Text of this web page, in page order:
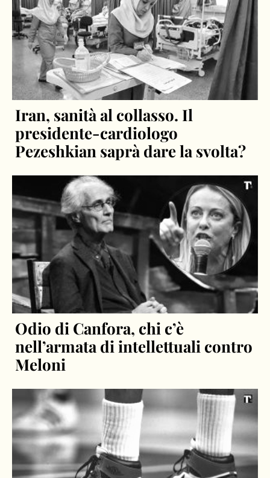
Iran, sanità al collasso. Il
presidente-cardiologo
Pezeshkian saprà dare la svolta?
Odio di Canfora, chi c’è
nell’armata di intellettuali contro
Meloni